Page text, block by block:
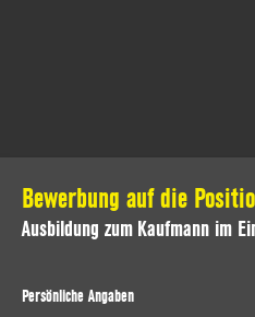
Bewerbung auf die
Ausbildung zum Kaufmann im
Persönliche Angaben